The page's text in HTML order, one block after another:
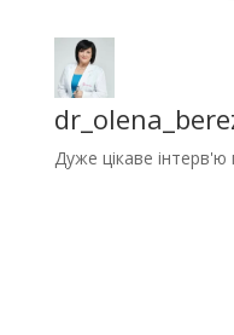
Дуже цікаве